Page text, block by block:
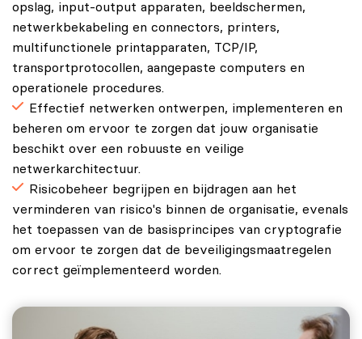
opslag, input-output apparaten, beeldschermen,
netwerkbekabeling en connectors, printers,
multifunctionele printapparaten, TCP/IP,
transportprotocollen, aangepaste computers en
operationele procedures.
Effectief netwerken ontwerpen, implementeren en
beheren om ervoor te zorgen dat jouw organisatie
beschikt over een robuuste en veilige
netwerkarchitectuur.
Risicobeheer begrijpen en bijdragen aan het
verminderen van risico's binnen de organisatie, evenals
het toepassen van de basisprincipes van cryptografie
om ervoor te zorgen dat de beveiligingsmaatregelen
correct geïmplementeerd worden.